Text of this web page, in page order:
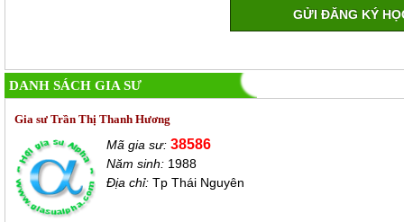
DANH SÁCH GIA SƯ
Gia sư Trần Thị Thanh Hương
Mã gia sư: 38586
Năm sinh: 1988
Địa chỉ: Tp Thái Nguyên